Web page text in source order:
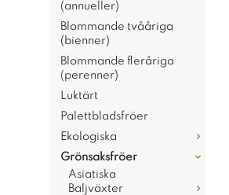
(annueller)
Blommande tvååriga
(bienner)
Blommande fleråriga
(perenner)
Luktärt
Palettbladsfröer
Ekologiska
Grönsaksfröer
Asiatiska
Baljväxter